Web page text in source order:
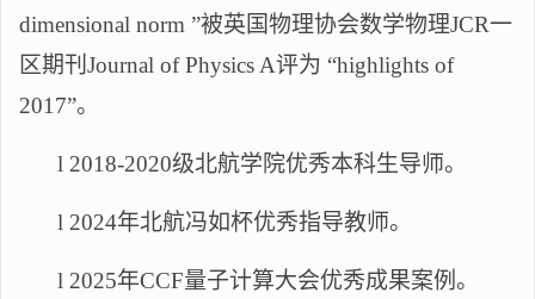
dimensional norm ”被英国物理协会数学物理JCR一
区期刊Journal of Physics A评为 “highlights of
2017”。
l 2018-2020级北航学院优秀本科生导师。
l 2024年北航冯如杯优秀指导教师。
l 2025年CCF量子计算大会优秀成果案例。